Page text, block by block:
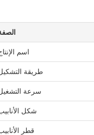
اسم
طريقة
سرعة
شكل
قطر